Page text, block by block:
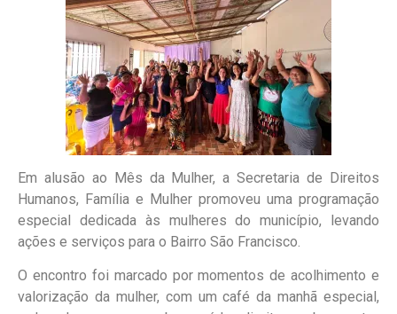
Em alusão ao Mês da Mulher, a Secretaria de Direitos
Humanos, Família e Mulher promoveu uma programação
especial dedicada às mulheres do município, levando
ações e serviços para o Bairro São Francisco.
O encontro foi marcado por momentos de acolhimento e
valorização da mulher, com um café da manhã especial,